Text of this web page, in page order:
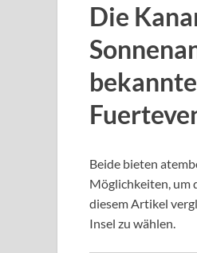
Die
Beide bieten
Möglichkeiten, um
diesem Artikel
Insel zu wählen.